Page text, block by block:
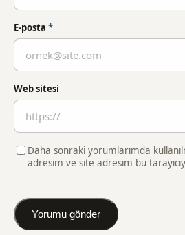
E-posta *
Web sitesi
Daha sonraki yorumlarımda
adresim ve site adresim bu